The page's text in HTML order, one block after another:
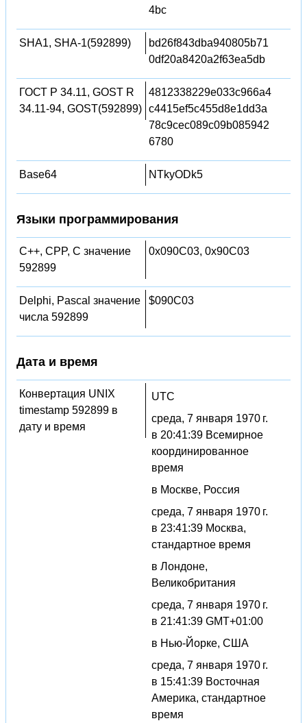
4bc
SHA1, SHA-1(592899)
bd26f843dba940805b71
0df20a8420a2f63ea5db
ГОСТ Р 34.11, GOST R
34.11-94, GOST(592899)
4812338229e033c966a4
c4415ef5c455d8e1dd3a
78c9cec089c09b085942
6780
Base64 NTkyODk5
Языки программирования
C++, CPP, C значение
592899
0x090C03, 0x90C03
Delphi, Pascal значение
числа 592899
$090C03
Дата и время
Конвертация UNIX
timestamp 592899 в
дату и время
UTC
среда, 7 января 1970 г.
в 20:41:39 Всемирное
координированное
время
в Москве, Россия
среда, 7 января 1970 г.
в 23:41:39 Москва,
стандартное время
в Лондоне,
Великобритания
среда, 7 января 1970 г.
в 21:41:39 GMT+01:00
в Нью-Йорке, США
среда, 7 января 1970 г.
в 15:41:39 Восточная
Америка, стандартное
время